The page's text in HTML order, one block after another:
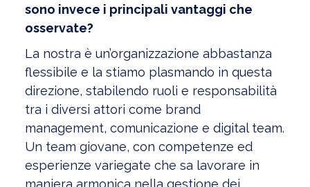
sono invece i principali vantaggi che
osservate?
La nostra è un’organizzazione abbastanza
flessibile e la stiamo plasmando in questa
direzione, stabilendo ruoli e responsabilità
tra i diversi attori come brand
management, comunicazione e digital team.
Un team giovane, con competenze ed
esperienze variegate che sa lavorare in
maniera armonica nella gestione dei